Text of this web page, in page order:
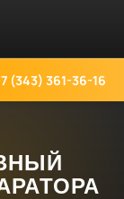
(343) 361-36-16